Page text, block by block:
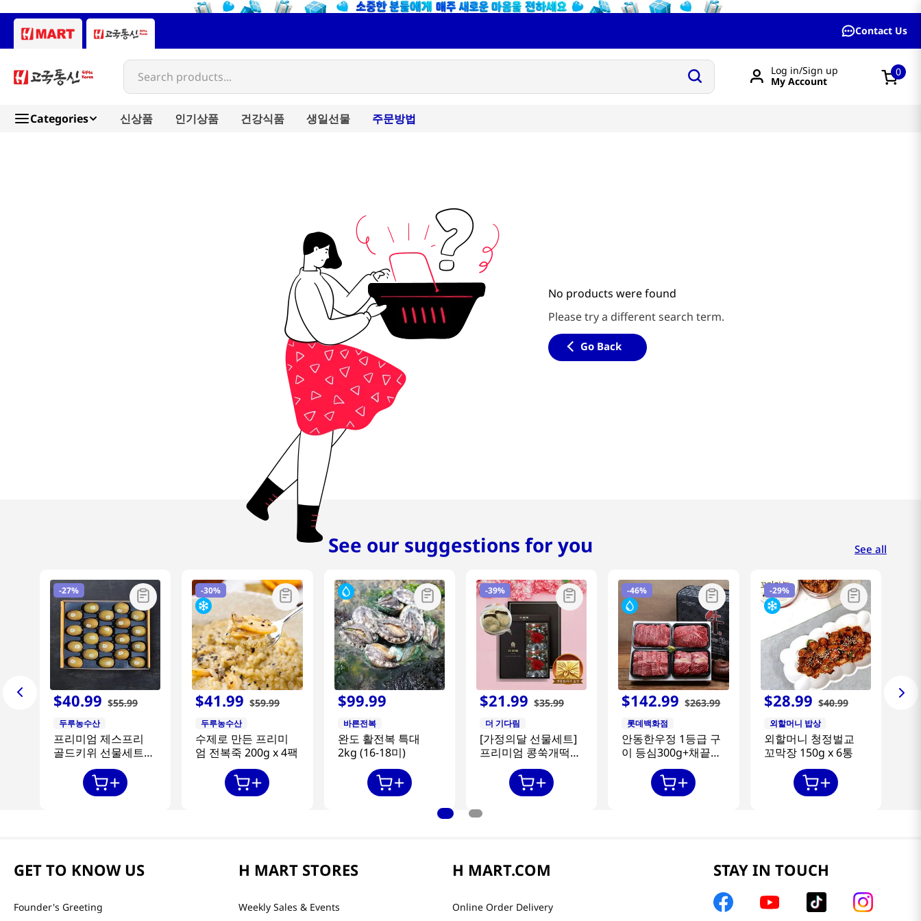
Contact Us
Search products...
Log in/Sign up
My Account
0
Categories 신상품 인기상품 건강식품 생일선물 주문방법
No products were found
Please try a different search term.
Go Back
See our suggestions for you
-27%
$40.99 $55.99
두루농수산
프리미엄 제스프리
골드키위 선물세트
-30%
$41.99 $59.99
두루농수산
수제로 만든 프리미
엄 전복죽 200g x 4팩
$99.99
바른전복
완도 활전복 특대
2kg (16-18미)
-39%
$21.99 $35.99
더 기다림
[가정의달 선물세트]
프리미엄 콩쑥개떡
840g + 카네이션 2개
-46%
$142.99 $263.99
롯데백화점
안동한우정 1등급 구
이 등심300g+채끝
300g+특수부위
300g+갈비살300g
-29%
$28.99 $40.99
외할머니 밥상
외할머니 청정벌교
꼬막장 150g x 6통
See all
GET TO KNOW US
Founder's Greeting
H MART STORES
Weekly Sales & Events
H MART.COM
Online Order Delivery
STAY IN TOUCH